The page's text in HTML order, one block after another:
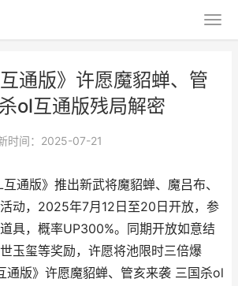
通版》许愿魔貂蝉、管
ol互通版残局解密
时间：2025-07-21
通版》推出新武将魔貂蝉、魔吕布、
动，2025年7月12日至20日开放，参
具，概率UP300%。同期开放如意结
玉玺等奖励，许愿将池限时三倍爆
通版》许愿魔貂蝉、管亥来袭 三国杀ol